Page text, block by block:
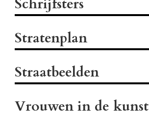
Schrijfsters
Stratenplan
Straatbeelden
Vrouwen in de kunst